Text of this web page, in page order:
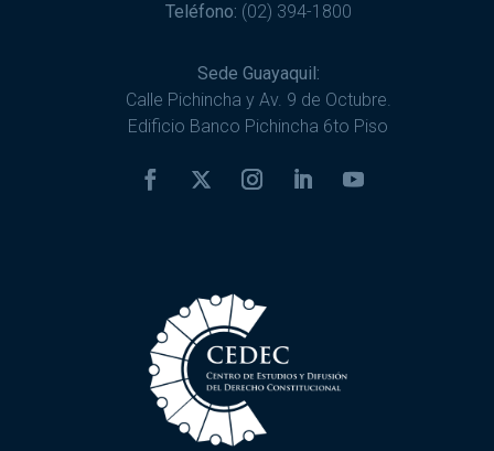
Teléfono: (02) 394-1800
Sede Guayaquil:
Calle Pichincha y Av. 9 de Octubre.
Edificio Banco Pichincha 6to Piso